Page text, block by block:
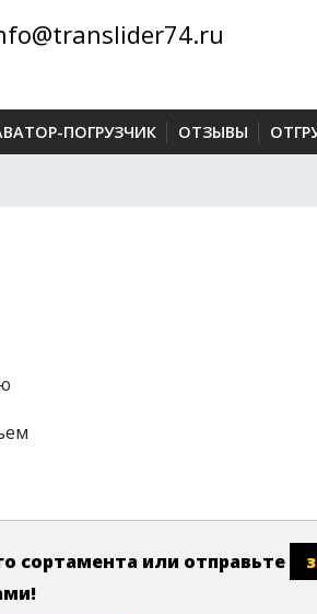
ПОГРУЗЧИК ОТЗЫВЫ
сортамента или отправьте